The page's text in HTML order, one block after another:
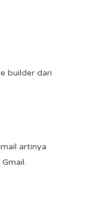
builder dari
artinya